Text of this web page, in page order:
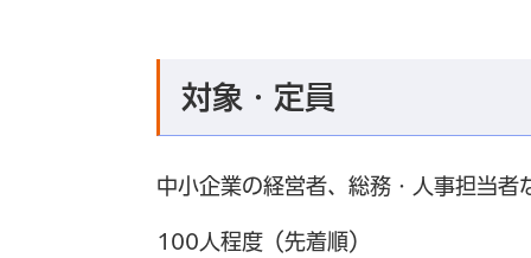
対象・定員
中小企業の経営者、総務・人事担当者
100人程度（先着順）